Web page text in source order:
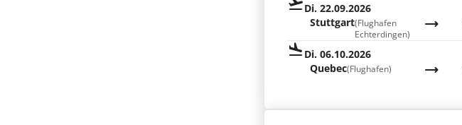
Di. 22.09.2026
Stuttgart(Flughafen
Echterdingen)
Di. 06.10.2026
Quebec(Flughafen)